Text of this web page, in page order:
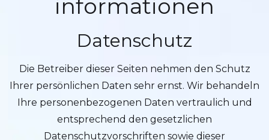
informationen
Datenschutz
Die Betreiber dieser Seiten nehmen den Schutz
Ihrer persönlichen Daten sehr ernst. Wir behandeln
Ihre personenbezogenen Daten vertraulich und
entsprechend den gesetzlichen
Datenschutzvorschriften sowie dieser